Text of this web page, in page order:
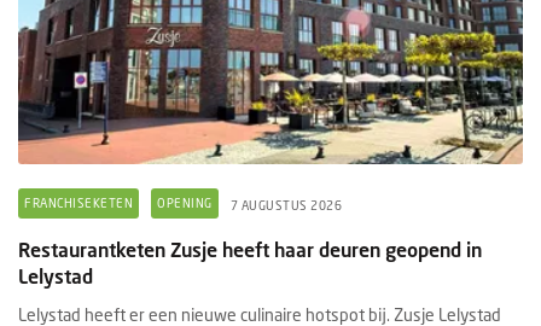
FRANCHISEKETEN OPENING 7 AUGUSTUS 2026
Restaurantketen Zusje heeft haar deuren geopend in
Lelystad
Lelystad heeft er een nieuwe culinaire hotspot bij. Zusje Lelystad